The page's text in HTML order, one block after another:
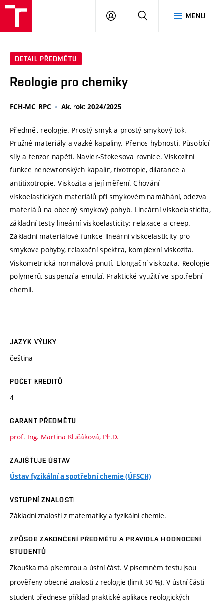
MENU
PŘIHLÁSIT
DETAIL PŘEDMĚTU
Reologie pro chemiky
FCH-MC_RPC Ak. rok: 2024/2025
Předmět reologie. Prostý smyk a prostý smykový tok.
Pružné materiály a vazké kapaliny. Přenos hybnosti. Působící
síly a tenzor napětí. Navier-Stokesova rovnice. Viskozitní
funkce nenewtonských kapalin, tixotropie, dilatance a
antitixotropie. Viskozita a její měření. Chování
viskoelastických materiálů při smykovém namáhání, odezva
materiálů na obecný smykový pohyb. Lineární viskoelasticita,
základní testy lineární viskoelasticity: relaxace a creep.
Základní materiálové funkce lineární viskoelasticity pro
smykové pohyby, relaxační spektra, komplexní viskozita.
Viskometrická normálová pnutí. Elongační viskozita. Reologie
polymerů, suspenzí a emulzí. Praktické využití ve spotřební
chemii.
JAZYK VÝUKY
čeština
POČET KREDITŮ
4
GARANT PŘEDMĚTU
prof. Ing. Martina Klučáková, Ph.D.
ZAJIŠŤUJE ÚSTAV
Ústav fyzikální a spotřební chemie (ÚFSCH)
VSTUPNÍ ZNALOSTI
Základní znalosti z matematiky a fyzikální chemie.
ZPŮSOB ZAKONČENÍ PŘEDMĚTU A PRAVIDLA HODNOCENÍ
STUDENTŮ
Zkouška má písemnou a ústní část. V písemném testu jsou
prověřeny obecné znalosti z reologie (limit 50 %). V ústní části
student přednese příklad praktické aplikace reologických